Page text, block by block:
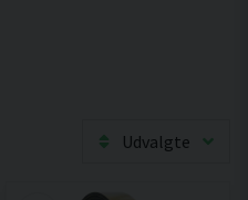
Udvalgte